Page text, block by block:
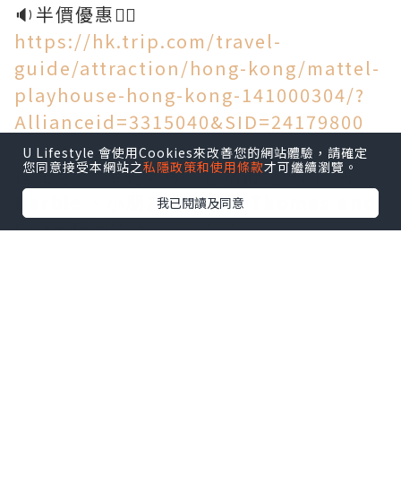
🔉半價優惠👉🏻
https://hk.trip.com/travel-
guide/attraction/hong-kong/mattel-
playhouse-hong-kong-141000304/?
Allianceid=3315040&SID=24179800
裡面有3大主題區域：包括最近好hit 嘅
、小朋友好鍾意嘅
Friends同Hot Wheels !
U Lifestyle 會使用Cookies來改善您的網站體驗，請確定
您同意接受本網站之私隱政策和使用條款才可繼續瀏覽。
我已閱讀及同意